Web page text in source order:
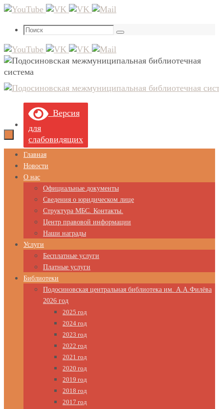
Перейти
содержимому
Что
Поиск
Версия
для
слабовидящих
Перейти
содержимому
Главная
Новости
О нас
Официальные документы
Сведения о юридическом лице
Структура МБС. Контакты.
Центр правовой информации
Наши награды
Услуги
Бесплатные услуги
Платные услуги
Библиотеки
Подосиновская центральная библиотека им. А.А.Филёва
2026 год
2025 год
2024 год
2023 год
2022 год
2021 год
2020 год
2019 год
2018 год
2017 год